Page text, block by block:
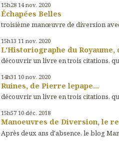
15h28 14 nov. 2020
Échapées Belles
troisième manœuvre de diversion
15h13 11 nov. 2020
L'Historiographe du Royaume,
découvrir un livre en trois citations,
14h31 10 nov. 2020
Ruines, de Pierre lepape...
découvrir un livre en trois citations,
15h57 10 déc. 2018
Manoeuvres de Diversion, le
Après deux ans d'absence, le blog